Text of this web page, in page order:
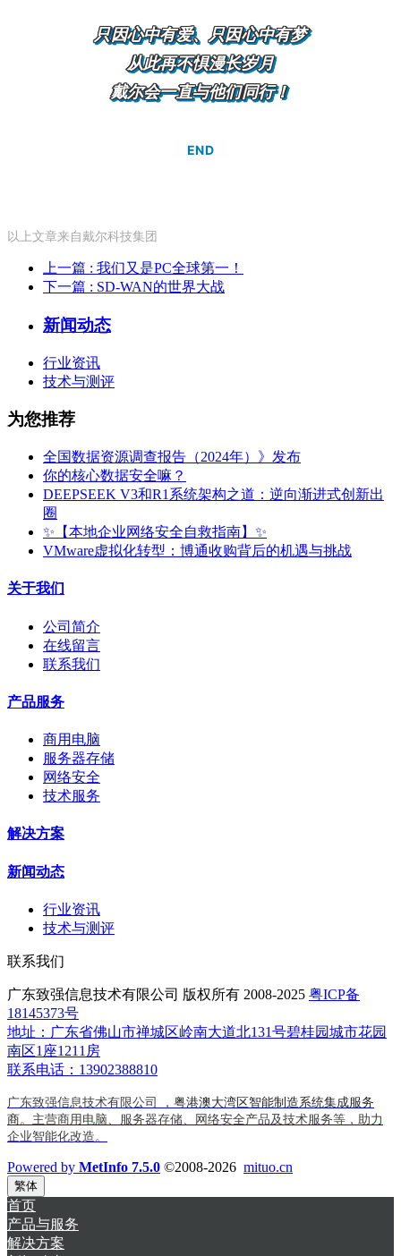
只因心中有爱、只因心中有梦
从此再不惧漫长岁月
戴尔会一直与他们同行！
END
以上文章来自戴尔科技集团
上一篇 : 我们又是PC全球第一！
下一篇 : SD-WAN的世界大战
新闻动态
行业资讯
技术与测评
为您推荐
全国数据资源调查报告（2024年）》发布
你的核心数据安全嘛？
DEEPSEEK V3和R1系统架构之道：逆向渐进式创新出
圈
✨【本地企业网络安全自救指南】✨
VMware虚拟化转型：博通收购背后的机遇与挑战
关于我们
公司简介
在线留言
联系我们
产品服务
商用电脑
服务器存储
网络安全
技术服务
解决方案
新闻动态
行业资讯
技术与测评
联系我们
广东致强信息技术有限公司 版权所有 2008-2025 粤ICP备
18145373号
地址：广东省佛山市禅城区岭南大道北131号碧桂园城市花园
南区1座1211房
联系电话：13902388810
广东致强信息技术有限公司 ， 粤港澳大湾区智能制造系统集成服务
商。主营商用电脑、服务器存储、网络安全产品及技术服务等，助力
企业智能化改造。
Powered by MetInfo 7.5.0 ©2008-2026 mituo.cn
繁体
首页
产品与服务
解决方案